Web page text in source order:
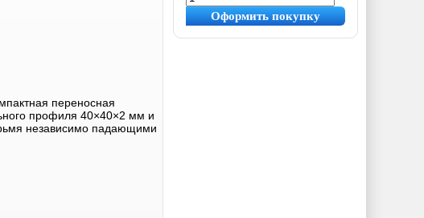
переносная
профиля 40×40×2 мм и
независимо падающими
Оформить покупку